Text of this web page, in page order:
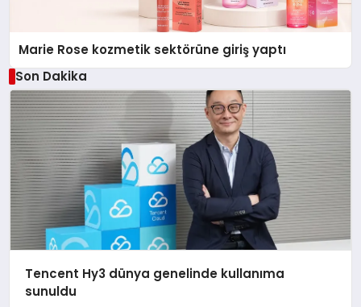
Marie Rose kozmetik sektörüne giriş yaptı
Son Dakika
Tencent Hy3 dünya genelinde kullanıma
sunuldu